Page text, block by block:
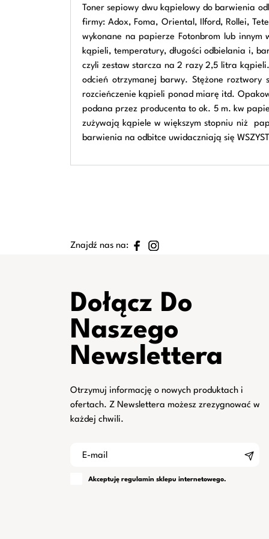
Toner sepiowy dwu kąpielowy do barwienia
firmy: Adox, Foma, Oriental, Ilford, Rollei,
wykonane na papierze Fotonbrom lub
kąpieli, temperatury, długości odbielania i,
czyli zestaw starcza na 2 razy 2,5 litra kąpieli.
odcień otrzymanej barwy. Stężone
rozcieńczenie kąpieli ponad miarę itd.
podana przez producenta to ok. 5 m. kw
zużywają kąpiele w większym stopniu niż
barwienia na odbitce uwidaczniają się
Znajdź nas na:
Dołącz Do
Naszego
Newslettera
Otrzymuj informację o nowych produktach i
ofertach. Z Newslettera możesz zrezygnować w
każdej chwili.
Akceptuję regulamin sklepu internetowego.